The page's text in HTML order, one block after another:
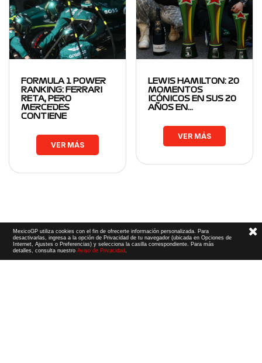
FORMULA 1 POWER
RANKING: FERRARI
RETA, PERO
MERCEDES
CONTIENE
VER MÁS
LEWIS HAMILTON: 20
MOMENTOS
ICÓNICOS EN SUS 20
AÑOS EN…
VER MÁS
MexicoGP utiliza cookies con el fin de ofrecerte información personalizada. Para
desactivarlas, ingresa a la opción de Privacidad de tu navegador (ubicada en Opciones de
Internet, Ajustes o Preferencias) y selecciona la casilla correspondiente. Para más
detalles, consulta nuestroAviso de Privacidad.